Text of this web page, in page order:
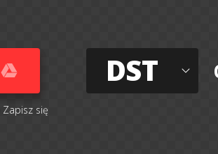
Zapisz się
DST